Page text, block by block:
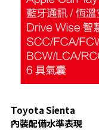
Toyota Sienta
內裝配備水準表現